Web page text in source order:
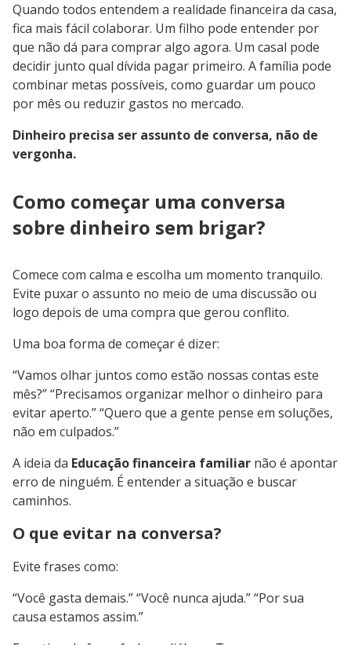
Quando todos entendem a realidade financeira da casa,
fica mais fácil colaborar. Um filho pode entender por
que não dá para comprar algo agora. Um casal pode
decidir junto qual dívida pagar primeiro. A família pode
combinar metas possíveis, como guardar um pouco
por mês ou reduzir gastos no mercado.
Dinheiro precisa ser assunto de conversa, não de
vergonha.
Como começar uma conversa
sobre dinheiro sem brigar?
Comece com calma e escolha um momento tranquilo.
Evite puxar o assunto no meio de uma discussão ou
logo depois de uma compra que gerou conflito.
Uma boa forma de começar é dizer:
“Vamos olhar juntos como estão nossas contas este
mês?” “Precisamos organizar melhor o dinheiro para
evitar aperto.” “Quero que a gente pense em soluções,
não em culpados.”
A ideia da Educação financeira familiar não é apontar
erro de ninguém. É entender a situação e buscar
caminhos.
O que evitar na conversa?
Evite frases como:
“Você gasta demais.” “Você nunca ajuda.” “Por sua
causa estamos assim.”